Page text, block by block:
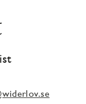
upp längs väggen
arbetsljus.
handtag. Köket är
hittar du alla